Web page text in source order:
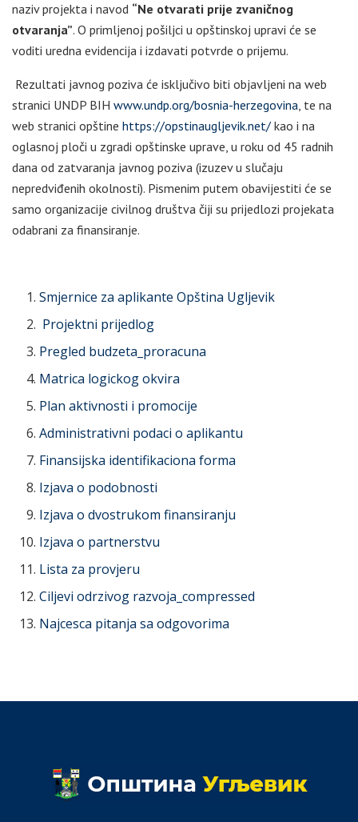
naziv projekta i navod “Ne otvarati prije zvaničnog
otvaranja”. O primljenoj pošiljci u opštinskoj upravi će se
voditi uredna evidencija i izdavati potvrde o prijemu.
Rezultati javnog poziva će isključivo biti objavljeni na web
stranici UNDP BIH www.undp.org/bosnia-herzegovina, te na
web stranici opštine https://opstinaugljevik.net/ kao i na
oglasnoj ploči u zgradi opštinske uprave, u roku od 45 radnih
dana od zatvaranja javnog poziva (izuzev u slučaju
nepredviđenih okolnosti). Pismenim putem obavijestiti će se
samo organizacije civilnog društva čiji su prijedlozi projekata
odabrani za finansiranje.
Smjernice za aplikante Opština Ugljevik
Projektni prijedlog
Pregled budzeta_proracuna
Matrica logickog okvira
Plan aktivnosti i promocije
Administrativni podaci o aplikantu
Finansijska identifikaciona forma
Izjava o podobnosti
Izjava o dvostrukom finansiranju
Izjava o partnerstvu
Lista za provjeru
Ciljevi odrzivog razvoja_compressed
Najcesca pitanja sa odgovorima